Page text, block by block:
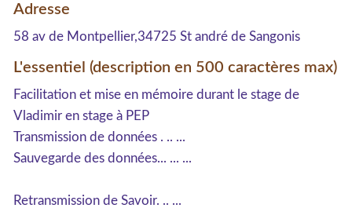
Adresse
58 av de Montpellier,34725 St andré de Sangonis
L'essentiel (description en 500 caractères max)
Facilitation et mise en mémoire durant le stage de
Vladimir en stage à PEP
Transmission de données . .. ...
Sauvegarde des données... ... ...
Retransmission de Savoir. .. ...